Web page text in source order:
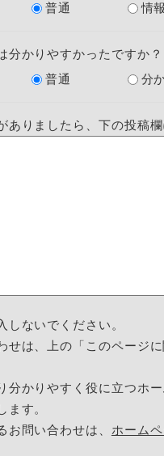
普通 情
分かりやすかったですか？
普通 分
ありましたら、下の投稿欄
ないでください。
は、上の「このページ
かりやすく役に立つホ
ます。
問い合わせは、 ホーム